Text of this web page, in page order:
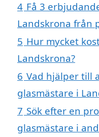
4 Få 3
Landskrona från
5 Hur mycket
Landskrona?
6 Vad hjälper till
glasmästare i
7 Sök efter en
glasmästare i